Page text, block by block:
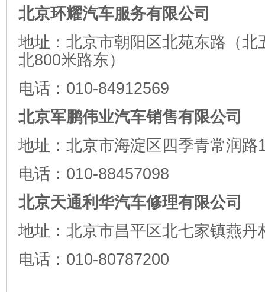
北京环耀汽车服务有限公司
地址：北京市朝阳区北苑东路（北
北800米路东）
电话：010-84912569
北京军鹏伟业汽车销售有限公司
地址：北京市海淀区四季青常润路
电话：010-88457098
北京天通利华汽车修理有限公司
地址：北京市昌平区北七家镇燕丹
电话：010-80787200